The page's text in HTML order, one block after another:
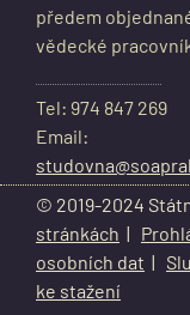
předem
vědecké
Tel: 974 847 269
Email:
© 2019-2024
stránkách |
osobních dat |
ke stažení